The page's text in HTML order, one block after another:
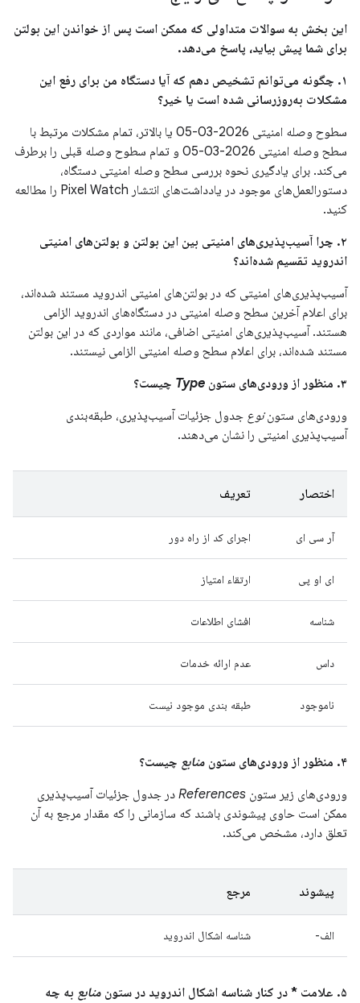
این بخش به سوالات متداولی که ممکن است پس از خواندن این بولتن
برای شما پیش بیاید، پاسخ می‌دهد.
۱. چگونه می‌توانم تشخیص دهم که آیا دستگاه من برای رفع این
مشکلات به‌روزرسانی شده است یا خیر؟
سطوح وصله امنیتی 2026-03-05 یا بالاتر، تمام مشکلات مرتبط با
سطح وصله امنیتی 2026-03-05 و تمام سطوح وصله قبلی را برطرف
می‌کند. برای یادگیری نحوه بررسی سطح وصله امنیتی دستگاه،
دستورالعمل‌های موجود در یادداشت‌های انتشار Pixel Watch را مطالعه
کنید.
۲. چرا آسیب‌پذیری‌های امنیتی بین این بولتن و بولتن‌های امنیتی
اندروید تقسیم شده‌اند؟
آسیب‌پذیری‌های امنیتی که در بولتن‌های امنیتی اندروید مستند شده‌اند،
برای اعلام آخرین سطح وصله امنیتی در دستگاه‌های اندروید الزامی
هستند. آسیب‌پذیری‌های امنیتی اضافی، مانند مواردی که در این بولتن
مستند شده‌اند، برای اعلام سطح وصله امنیتی الزامی نیستند.
۳. منظور از ورودی‌های ستون
Type چیست؟
ورودی‌های ستوننوع جدول جزئیات آسیب‌پذیری، طبقه‌بندی
آسیب‌پذیری امنیتی را نشان می‌دهند.
اختصار تعریف
آر سی ای اجرای کد از راه دور
ای او پی ارتقاء امتیاز
شناسه افشای اطلاعات
داس عدم ارائه خدمات
ناموجود طبقه بندی موجود نیست
۴. منظور از ورودی‌های ستون منابع چیست؟
ورودی‌های زیر ستون References در جدول جزئیات آسیب‌پذیری
ممکن است حاوی پیشوندی باشند که سازمانی را که مقدار مرجع به آن
تعلق دارد، مشخص می‌کند.
پیشوند مرجع
الف- شناسه اشکال اندروید
۵. علامت * در کنار شناسه اشکال اندروید در ستون منابع به چه